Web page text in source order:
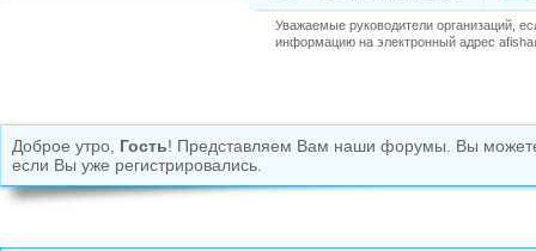
Уважаемые руководители организаций,
информацию на электронный адрес
Доброе утро, Гость! Представляем Вам наши форумы. Вы
если Вы уже регистрировались.